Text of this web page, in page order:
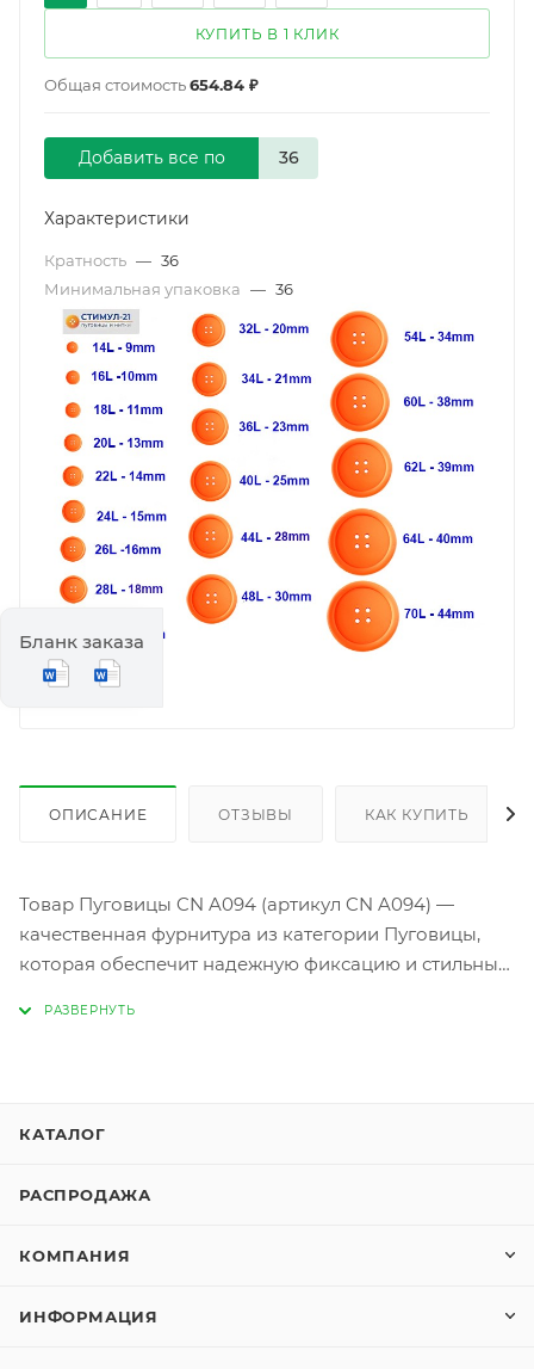
КУПИТЬ В 1 КЛИК
Общая стоимость654.84 ₽
Добавить все по
Характеристики
Кратность — 36
Минимальная упаковка — 36
ОПИСАНИЕ ОТЗЫВЫ КАК КУПИТЬ
Товар Пуговицы CN A094 (артикул CN A094) —
качественная фурнитура из категории Пуговицы,
которая обеспечит надежную фиксацию и стильный
эстетика: удобный крой, двойная отстрочка или
Выбирайте Пуговицы CN A094 для создания
КАТАЛОГ
РАСПРОДАЖА
КОМПАНИЯ
ИНФОРМАЦИЯ
Бланк заказа